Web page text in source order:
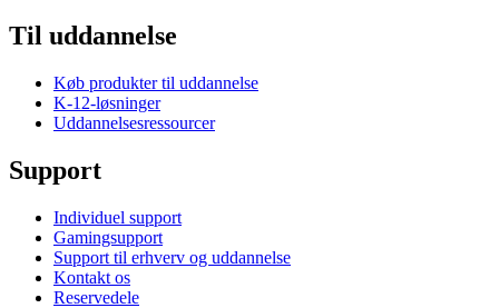
Til uddannelse
Køb produkter til uddannelse
K-12-løsninger
Uddannelsesressourcer
Support
Individuel support
Gamingsupport
Support til erhverv og uddannelse
Kontakt os
Reservedele